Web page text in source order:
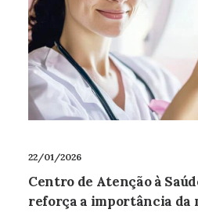
22/01/2026
Centro de Atenção à
reforça a importância da